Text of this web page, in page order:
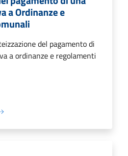
a Ordinanze e
del pagamento di
a ordinanze e regolamenti